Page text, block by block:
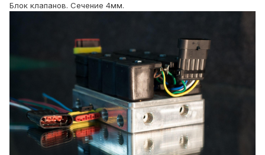
Блок клапанов. Сечение 4мм.